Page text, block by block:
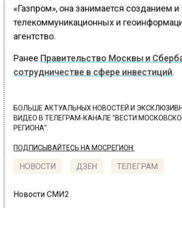
«Газпром», она занимается созданием
телекоммуникационных и
агентство.
Ранее Правительство Москвы и
сотрудничестве в сфере инвестиций.
БОЛЬШЕ АКТУАЛЬНЫХ НОВОСТЕЙ И
ВИДЕО В ТЕЛЕГРАМ-КАНАЛЕ "ВЕСТИ
РЕГИОНА".
ПОДПИСЫВАЙТЕСЬ НА МОСРЕГИОН:
НОВОСТИ ДЗЕН ТЕЛЕГРАМ
Новости СМИ2